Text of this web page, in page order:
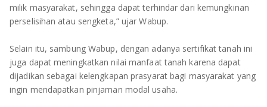
milik masyarakat, sehingga dapat terhindar dari kemungkinan
perselisihan atau sengketa,” ujar Wabup.
Selain itu, sambung Wabup, dengan adanya sertifikat tanah ini
juga dapat meningkatkan nilai manfaat tanah karena dapat
dijadikan sebagai kelengkapan prasyarat bagi masyarakat yang
ingin mendapatkan pinjaman modal usaha.